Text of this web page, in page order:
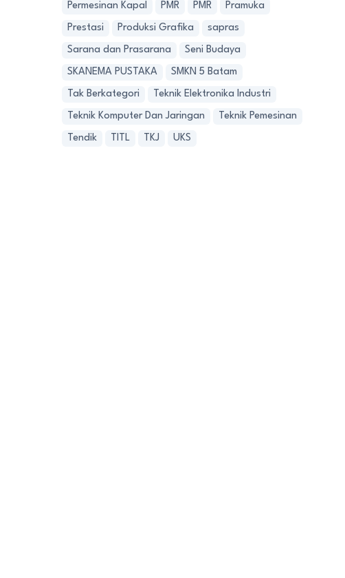
Permesinan Kapal PMR PMR Pramuka
Prestasi Produksi Grafika sapras
Sarana dan Prasarana Seni Budaya
SKANEMA PUSTAKA SMKN 5 Batam
Tak Berkategori Teknik Elektronika Industri
Teknik Komputer Dan Jaringan Teknik Pemesinan
Tendik TITL TKJ UKS